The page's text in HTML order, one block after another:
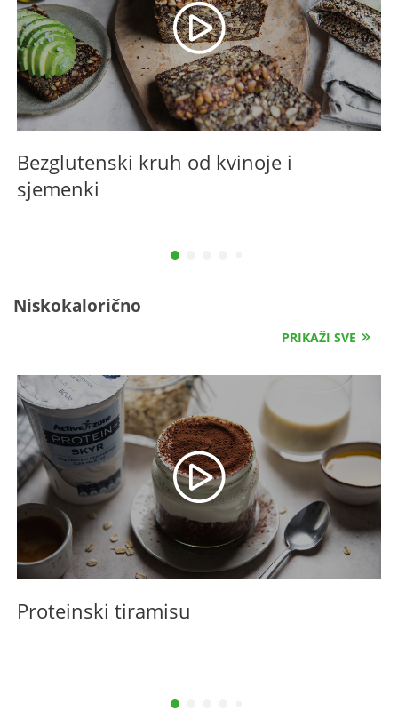
Bezglutenski kruh od kvinoje i
sjemenki
Niskokalorično
PRIKAŽI SVE
Proteinski tiramisu